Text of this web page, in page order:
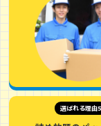
選ばれる理由5